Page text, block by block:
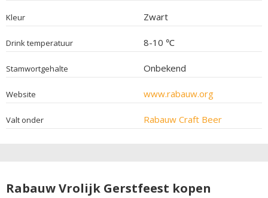
Kleur Zwart
Drink temperatuur 8-10 ℃
Stamwortgehalte Onbekend
Website www.rabauw.org
Valt onder Rabauw Craft Beer
Rabauw Vrolijk Gerstfeest kopen